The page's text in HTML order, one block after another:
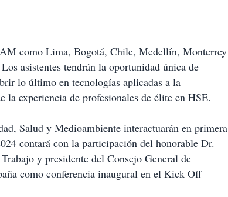
como Lima, Bogotá, Chile, Medellín, Monterrey
asistentes tendrán la oportunidad única de
lo último en tecnologías aplicadas a la
experiencia de profesionales de élite en HSE.
Salud y Medioambiente interactuarán en primera
contará con la participación del honorable Dr.
y presidente del Consejo General de
como conferencia inaugural en el Kick Off